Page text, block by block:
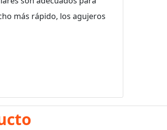
más rápido, los agujeros